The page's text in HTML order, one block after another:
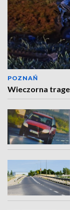
POZNAŃ
Wieczorna